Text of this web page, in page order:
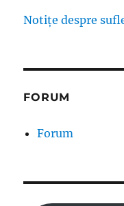
Notițe despre
FORUM
Forum